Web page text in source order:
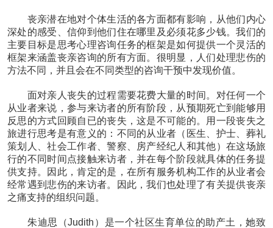
丧亲潜在地对个体生活的各方面都有影响，从他们内心
深处的感受、信仰到他们住在哪里及必须花多少钱。我们的
主要目标是思考心理咨询任务的框架是如何提供一个灵活的
框架来涵盖丧亲咨询的所有方面。很明显，人们处理悲伤的
方法不同，并且会在不同类型的咨询干预中发现价值。
面对亲人丧失的过程需要花费大量的时间。对任何一个
从业者来说，参与来访者的所有阶段，从预期死亡到能够用
反思的方式回顾自已的丧失，这是不可能的。用一段丧失之
旅进行思考是有意义的：不同的从业者（医生、护士、葬礼
策划人、社会工作者、警察、房产经纪人和其他）在这场旅
行的不同时间点接触来访者，并在每个阶段就具体的任务提
供支持。因此，肯定的是，在所有服务机构工作的从业者会
经常遇到悲伤的来访者。因此，我们也处理了有关提供丧亲
之痛支持的组织问题。
朱迪思（Judith）是一个社区生育单位的助产土，她致